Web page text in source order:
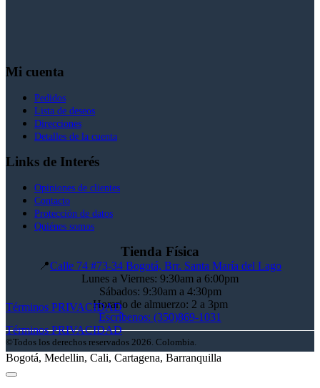
Mi cuenta
Pedidos
Lista de deseos
Direcciones
Detalles de la cuenta
Links de Interés
Opiniones de clientes
Contacto
Protección de datos
Quiénes somos
Tienda Física
📍Calle 74 #73-34 Bogotá, Brr. Santa María del Lago
Lunes a Viernes: 9:30am a 6:00pm
Sábados: 9:30am a 4:30pm
Horario de almuerzo: 2 a 3pm
Escríbenos: (350)869-1031
©Todos los derechos reservados 2026. Colombia.
Términos PRIVACIDAD
Términos PRIVACIDAD
Bogotá, Medellin, Cali, Cartagena, Barranquilla